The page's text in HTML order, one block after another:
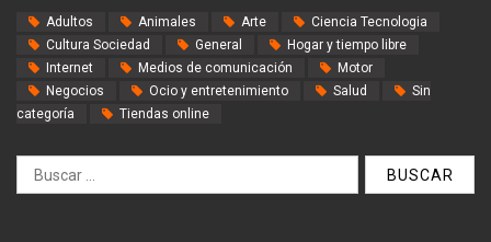
Adultos Animales Arte
Ciencia Tecnologia
Cultura Sociedad
General
Hogar y tiempo libre
Internet
Medios de comunicación
Motor
Negocios
Ocio y entretenimiento Salud
Sin
categoría
Tiendas online
Buscar: